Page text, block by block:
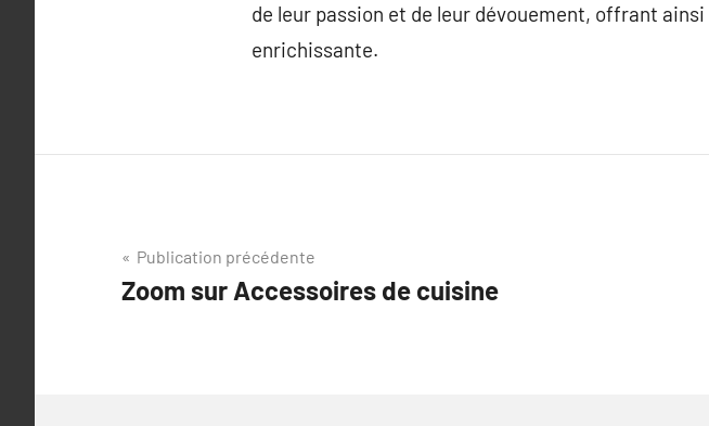
de leur passion et de leur dévouement, offrant
enrichissante.
Navigation
de
Publication précédente
Zoom sur Accessoires de cuisine